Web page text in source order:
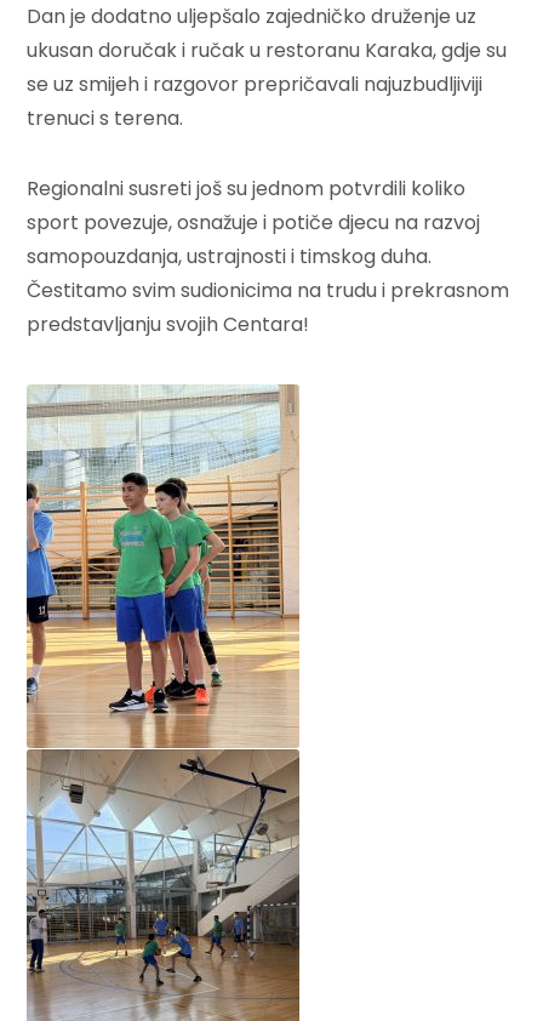
Dan je dodatno uljepšalo zajedničko druženje uz
ukusan doručak i ručak u restoranu Karaka, gdje su
se uz smijeh i razgovor prepričavali najuzbudljiviji
trenuci s terena.
Regionalni susreti još su jednom potvrdili koliko
sport povezuje, osnažuje i potiče djecu na razvoj
samopouzdanja, ustrajnosti i timskog duha.
Čestitamo svim sudionicima na trudu i prekrasnom
predstavljanju svojih Centara!